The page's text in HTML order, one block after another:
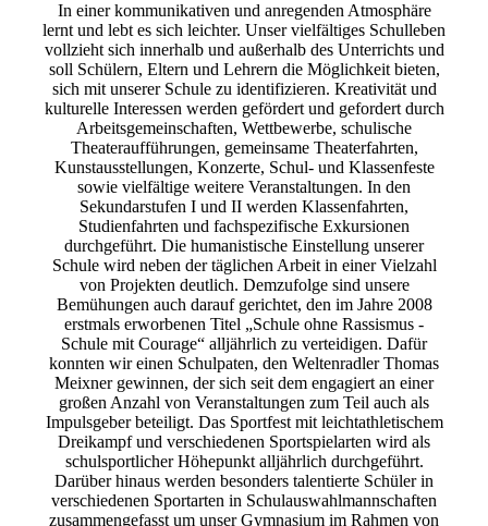
In einer kommunikativen und anregenden Atmosphäre
lernt und lebt es sich leichter. Unser vielfältiges Schulleben
vollzieht sich innerhalb und außerhalb des Unterrichts und
soll Schülern, Eltern und Lehrern die Möglichkeit bieten,
sich mit unserer Schule zu identifizieren. Kreativität und
kulturelle Interessen werden gefördert und gefordert durch
Arbeitsgemeinschaften, Wettbewerbe, schulische
Theateraufführungen, gemeinsame Theaterfahrten,
Kunstausstellungen, Konzerte, Schul- und Klassenfeste
sowie vielfältige weitere Veranstaltungen. In den
Sekundarstufen I und II werden Klassenfahrten,
Studienfahrten und fachspezifische Exkursionen
durchgeführt. Die humanistische Einstellung unserer
Schule wird neben der täglichen Arbeit in einer Vielzahl
von Projekten deutlich. Demzufolge sind unsere
Bemühungen auch darauf gerichtet, den im Jahre 2008
erstmals erworbenen Titel „Schule ohne Rassismus -
Schule mit Courage“ alljährlich zu verteidigen. Dafür
konnten wir einen Schulpaten, den Weltenradler Thomas
Meixner gewinnen, der sich seit dem engagiert an einer
großen Anzahl von Veranstaltungen zum Teil auch als
Impulsgeber beteiligt. Das Sportfest mit leichtathletischem
Dreikampf und verschiedenen Sportspielarten wird als
schulsportlicher Höhepunkt alljährlich durchgeführt.
Darüber hinaus werden besonders talentierte Schüler in
verschiedenen Sportarten in Schulauswahlmannschaften
zusammengefasst um unser Gymnasium im Rahmen von